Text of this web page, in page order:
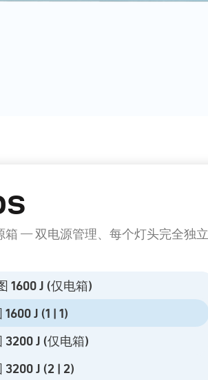
箱 — 双电源管理、每个灯头完全独立
1600 J (仅电箱)
J (1 | 1)
3200 J (仅电箱)
3200 J (2 | 2)